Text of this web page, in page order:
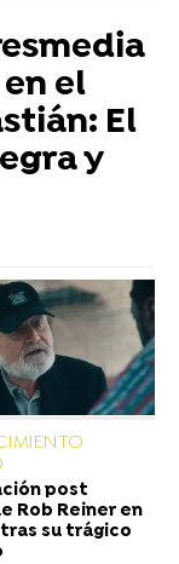
el
El
y
post
Rob Reiner en
tras su trágico